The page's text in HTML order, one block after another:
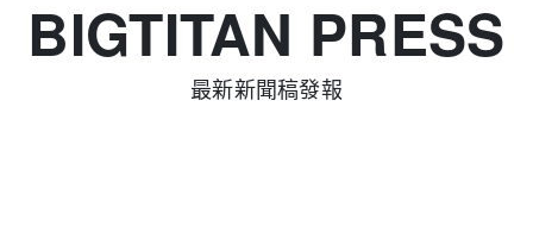
BIGTITAN PRESS
最新新聞稿發報